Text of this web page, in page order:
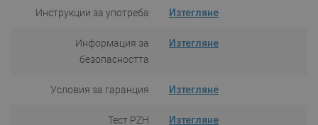
Инструкции за употреба Изтегляне
Информация за
безопасността
Изтегляне
Условия за гаранция Изтегляне
Тест PZH Изтегляне